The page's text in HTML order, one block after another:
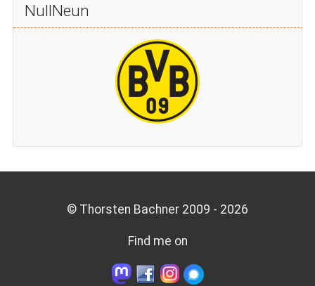
NullNeun
© Thorsten Bachner 2009 - 2026
Find me on